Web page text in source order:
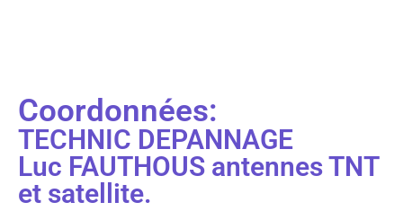
Coordonnées:
TECHNIC DEPANNAGE
Luc FAUTHOUS antennes TNT
et satellite.